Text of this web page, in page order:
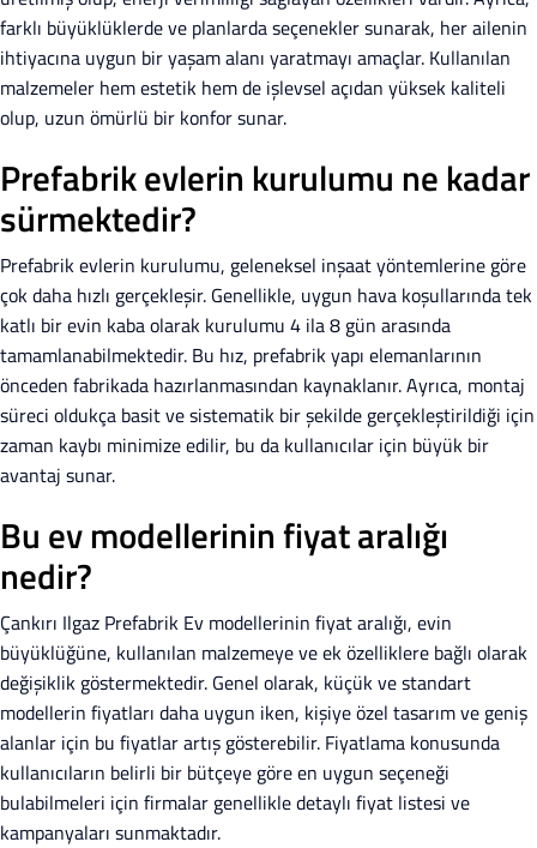
farklı büyüklüklerde ve planlarda seçenekler sunarak, her ailenin
ihtiyacına uygun bir yaşam alanı yaratmayı amaçlar. Kullanılan
malzemeler hem estetik hem de işlevsel açıdan yüksek kaliteli
olup, uzun ömürlü bir konfor sunar.
Prefabrik evlerin kurulumu ne kadar
sürmektedir?
Prefabrik evlerin kurulumu, geleneksel inşaat yöntemlerine göre
çok daha hızlı gerçekleşir. Genellikle, uygun hava koşullarında tek
katlı bir evin kaba olarak kurulumu 4 ila 8 gün arasında
tamamlanabilmektedir. Bu hız, prefabrik yapı elemanlarının
önceden fabrikada hazırlanmasından kaynaklanır. Ayrıca, montaj
süreci oldukça basit ve sistematik bir şekilde gerçekleştirildiği için
zaman kaybı minimize edilir, bu da kullanıcılar için büyük bir
avantaj sunar.
Bu ev modellerinin fiyat aralığı
nedir?
Çankırı Ilgaz Prefabrik Ev modellerinin fiyat aralığı, evin
büyüklüğüne, kullanılan malzemeye ve ek özelliklere bağlı olarak
değişiklik göstermektedir. Genel olarak, küçük ve standart
modellerin fiyatları daha uygun iken, kişiye özel tasarım ve geniş
alanlar için bu fiyatlar artış gösterebilir. Fiyatlama konusunda
kullanıcıların belirli bir bütçeye göre en uygun seçeneği
bulabilmeleri için firmalar genellikle detaylı fiyat listesi ve
kampanyaları sunmaktadır.